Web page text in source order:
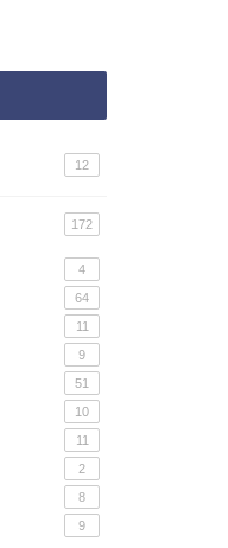
12
172
4
64
11
9
51
10
11
2
8
9